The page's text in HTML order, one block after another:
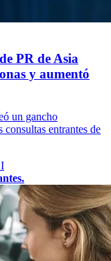
PR de Asia
y aumentó
un gancho
entrantes de